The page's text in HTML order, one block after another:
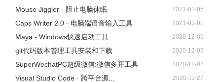
Mouse Jiggler - 阻止电脑休眠 2021-01-05
Caps Writer 2.0 - 电脑端语音输入工具 2021-01-01
Maya - Windows快速启动工具 2020-12-09
git代码版本管理工具安装和下载 2020-12-03
SuperWechatPC超级微信:微信多开工具 2020-12-02
Visual Studio Code - 跨平台源... 2020-11-27